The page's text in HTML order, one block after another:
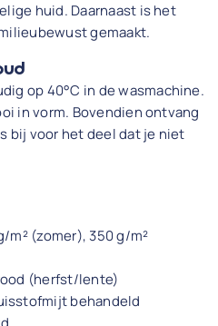
huid. Daarnaast is het
gemaakt.
op 40°C in de wasmachine.
in vorm. Bovendien ontvang
bij voor het deel dat je niet
(zomer), 350 g/m²
(herfst/lente)
behandeld